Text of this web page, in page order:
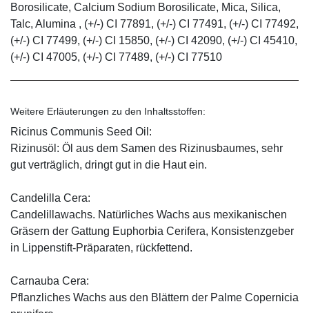
Borosilicate, Calcium Sodium Borosilicate, Mica, Silica,
Talc, Alumina , (+/-) CI 77891, (+/-) CI 77491, (+/-) CI 77492,
(+/-) CI 77499, (+/-) CI 15850, (+/-) CI 42090, (+/-) CI 45410,
(+/-) CI 47005, (+/-) CI 77489, (+/-) CI 77510
Weitere Erläuterungen zu den Inhaltsstoffen:
Ricinus Communis Seed Oil:
Rizinusöl: Öl aus dem Samen des Rizinusbaumes, sehr
gut verträglich, dringt gut in die Haut ein.
Candelilla Cera:
Candelillawachs. Natürliches Wachs aus mexikanischen
Gräsern der Gattung Euphorbia Cerifera, Konsistenzgeber
in Lippenstift-Präparaten, rückfettend.
Carnauba Cera:
Pflanzliches Wachs aus den Blättern der Palme Copernicia